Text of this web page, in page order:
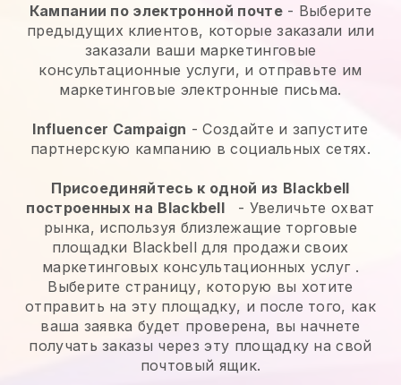
Кампании по электронной почте- Выберите
предыдущих клиентов, которые заказали или
заказали ваши маркетинговые
консультационные услуги, и отправьте им
маркетинговые электронные письма.
Influencer Campaign - Создайте и запустите
партнерскую кампанию в социальных сетях.
Присоединяйтесь к одной из Blackbell
построенных на Blackbell - Увеличьте охват
рынка, используя близлежащие торговые
площадки Blackbell для продажи своих
маркетинговых консультационных услуг.
Выберите страницу, которую вы хотите
отправить на эту площадку, и после того, как
ваша заявка будет проверена, вы начнете
получать заказы через эту площадку на свой
почтовый ящик.